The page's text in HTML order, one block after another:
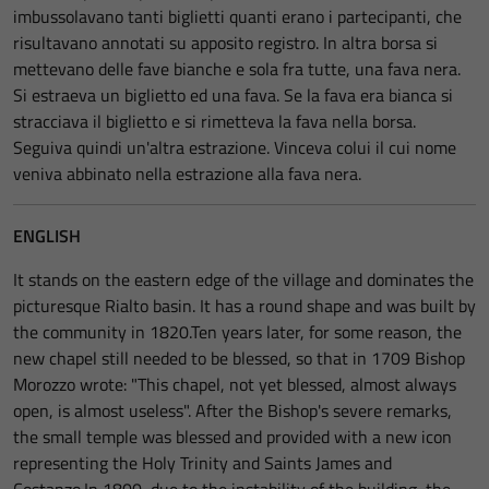
imbussolavano tanti biglietti quanti erano i partecipanti, che
risultavano annotati su apposito registro. In altra borsa si
mettevano delle fave bianche e ­sola fra tutte, una fava nera.
Si estraeva un biglietto ed una fava. Se la fava era bianca si
stracciava il biglietto e si rimetteva la fava nella borsa.
Seguiva quindi un'altra estrazione. Vinceva colui il cui nome
veniva abbinato nella estrazione alla fava nera.
ENGLISH
It stands on the eastern edge of the village and dominates the
picturesque Rialto basin. It has a round shape and was built by
the community in 1820.Ten years later, for some reason, the
new chapel still needed to be blessed, so that in 1709 Bishop
Morozzo wrote: "This chapel, not yet blessed, almost always
open, is almost useless". After the Bishop's severe remarks,
the small temple was blessed and provided with a new icon
representing the Holy Trinity and Saints James and